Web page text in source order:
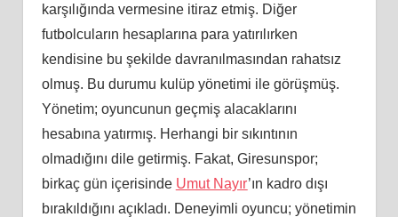
karşılığında vermesine itiraz etmiş. Diğer
futbolcuların hesaplarına para yatırılırken
kendisine bu şekilde davranılmasından rahatsız
olmuş. Bu durumu kulüp yönetimi ile görüşmüş.
Yönetim; oyuncunun geçmiş alacaklarını
hesabına yatırmış. Herhangi bir sıkıntının
olmadığını dile getirmiş. Fakat, Giresunspor;
birkaç gün içerisinde Umut Nayır’ın kadro dışı
bırakıldığını açıkladı. Deneyimli oyuncu; yönetimin